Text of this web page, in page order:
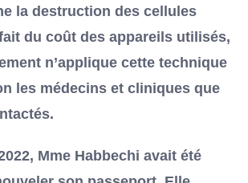
la destruction des cellules
du coût des appareils utilisés,
n’applique cette technique
les médecins et cliniques que
Mme Habbechi avait été